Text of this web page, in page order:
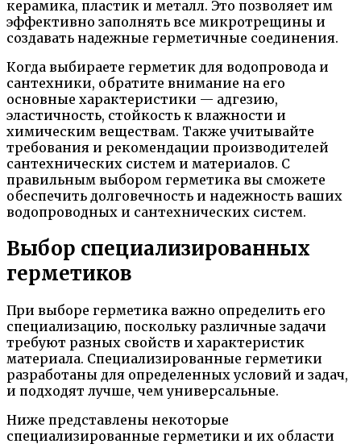
керамика, пластик и металл. Это позволяет им
эффективно заполнять все микротрещины и
создавать надежные герметичные соединения.
Когда выбираете герметик для водопровода и
сантехники, обратите внимание на его
основные характеристики — адгезию,
эластичность, стойкость к влажности и
химическим веществам. Также учитывайте
требования и рекомендации производителей
сантехнических систем и материалов. С
правильным выбором герметика вы сможете
обеспечить долговечность и надежность ваших
водопроводных и сантехнических систем.
Выбор специализированных
герметиков
При выборе герметика важно определить его
специализацию, поскольку различные задачи
требуют разных свойств и характеристик
материала. Специализированные герметики
разработаны для определенных условий и задач,
и подходят лучше, чем универсальные.
Ниже представлены некоторые
специализированные герметики и их области